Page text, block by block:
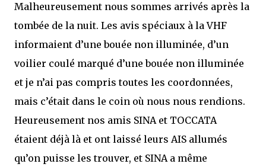
Malheureusement nous sommes arrivés après la
tombée de la nuit. Les avis spéciaux à la VHF
informaient d’une bouée non illuminée, d’un
voilier coulé marqué d’une bouée non illuminée
et je n’ai pas compris toutes les coordonnées,
mais c’était dans le coin où nous nous rendions.
Heureusement nos amis SINA et TOCCATA
étaient déjà là et ont laissé leurs AIS allumés
qu’on puisse les trouver, et SINA a même